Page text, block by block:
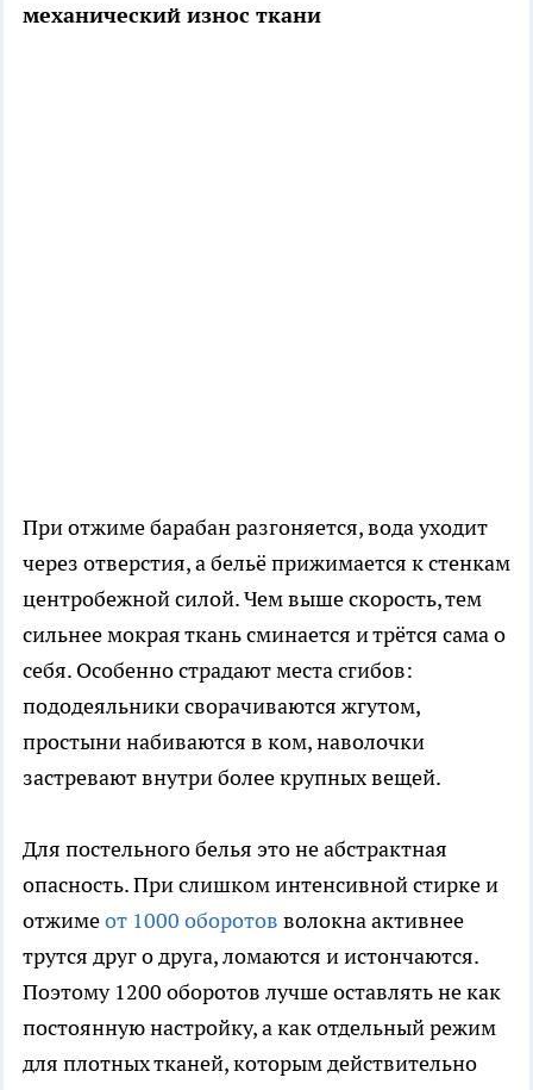
механический износ ткани
При отжиме барабан разгоняется, вода уходит
через отверстия, а бельё прижимается к стенкам
центробежной силой. Чем выше скорость, тем
сильнее мокрая ткань сминается и трётся сама о
себя. Особенно страдают места сгибов:
пододеяльники сворачиваются жгутом,
простыни набиваются в ком, наволочки
застревают внутри более крупных вещей.
Для постельного белья это не абстрактная
опасность. При слишком интенсивной стирке и
отжимеот 1000 оборотов волокна активнее
трутся друг о друга, ломаются и истончаются.
Поэтому 1200 оборотов лучше оставлять не как
постоянную настройку, а как отдельный режим
для плотных тканей, которым действительно